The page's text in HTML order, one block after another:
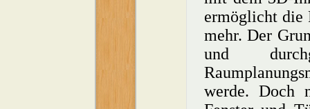
ermöglicht die
mehr. Der
und
werde. Doch